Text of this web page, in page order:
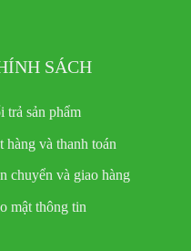
SÁCH
trả sản phẩm
hàng và thanh toán
chuyển và giao hàng
mật thông tin